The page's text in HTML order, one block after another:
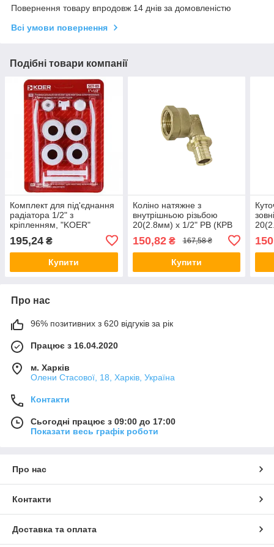
Повернення товару впродовж 14 днів за домовленістю
Всі умови повернення
Подібні товари компанії
Комплект для під'єднання
радіатора 1/2" з
кріпленням, "KOER"
195,24 ₴
Купити
Коліно натяжне з
внутрішньою різьбою
20(2.8мм) x 1/2" РВ (КРВ
150,82₴ 167,58 ₴
Купити
Про нас
96% позитивних з 620 відгуків за рік
Працює з 16.04.2020
м. Харків
Олени Стасової, 18, Харків, Україна
Контакти
Сьогодні працює з 09:00 до 17:00
Показати весь графік роботи
Про нас
Контакти
Доставка та оплата